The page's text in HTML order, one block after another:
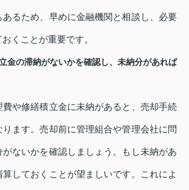
あるため、早めに金融機関と相談し、必要
くことが重要です。
金の滞納がないかを確認し、未納分があれば
費や修繕積立金に未納があると、売却手続
ります。売却前に管理組合や管理会社に問
ないかを確認しましょう。もし未納があ
しておくことが望ましいです。これによ